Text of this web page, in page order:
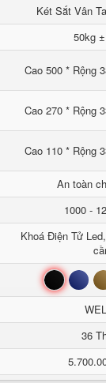
Két Sắt Vân
50kg
Cao 500 * Rộng
Cao 270 * Rộng
Cao 110 * Rộng
An toàn
1000 -
Khoá Điện Tử
Đen Xanh
36